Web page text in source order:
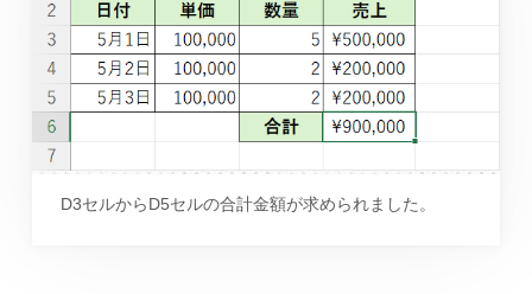
D3セルからD5セルの合計金額が求められました。